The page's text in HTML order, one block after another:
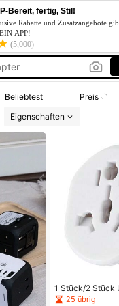
Bereit, fertig, Stil!
Rabatte und Zusatzangebote
APP!
(5,000)
Adapter
Beliebtest Preis
Eigenschaften
1 Stück/2 Stück
apter Stecker,
25 übrig